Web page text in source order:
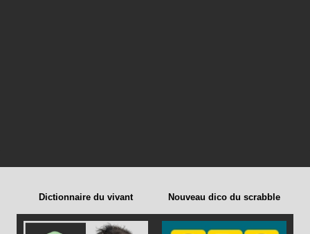
Dictionnaire du vivant Nouveau dico du scrabble